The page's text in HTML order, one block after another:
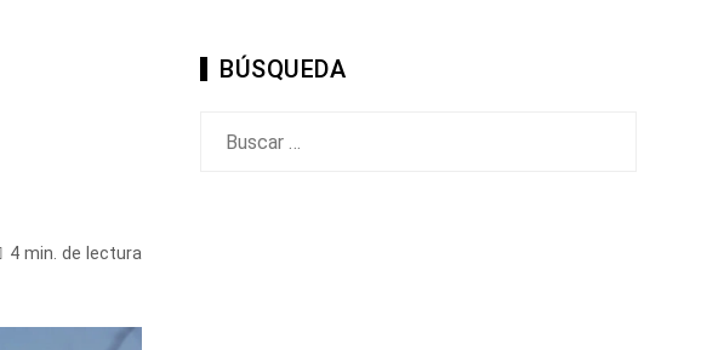
4 min. de lectura
BÚSQUEDA